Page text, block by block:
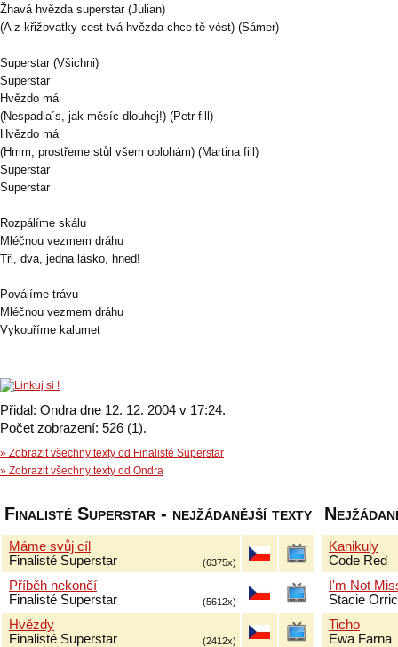
Žhavá hvězda superstar (Julian)
(A z křižovatky cest tvá hvězda chce tě vést) (Sámer)
Superstar (Všichni)
Superstar
Hvězdo má
(Nespadla´s, jak měsíc dlouhej!) (Petr fill)
Hvězdo má
(Hmm, prostřeme stůl všem oblohám) (Martina fill)
Superstar
Superstar
Rozpálíme skálu
Mléčnou vezmem dráhu
Tři, dva, jedna lásko, hned!
Poválíme trávu
Mléčnou vezmem dráhu
Vykouříme kalumet
Přidal: Ondra dne 12. 12. 2004 v 17:24.
Počet zobrazení: 526 (1).
» Zobrazit všechny texty od Finalisté Superstar
» Zobrazit všechny texty od Ondra
Finalisté Superstar - nejžádanější texty
Máme svůj cíl
Finalisté Superstar
(6375x)
Příběh nekončí
Finalisté Superstar
(5612x)
Hvězdy
Finalisté Superstar
(2412x)
Kanikuly
Code Red
I'm Not
Stacie
Ticho
Ewa Farna